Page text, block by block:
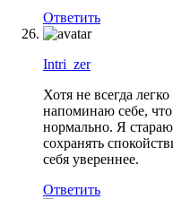
Ответить
Intri_zer
Хотя не всегда
напоминаю себе,
нормально. Я
сохранять
себя увереннее.
Ответить